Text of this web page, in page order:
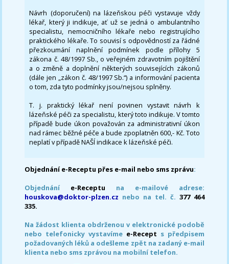
Návrh (doporučení) na lázeňskou péči vystavuje vždy
lékař, který ji indikuje, ať už se jedná o ambulantního
specialistu, nemocničního lékaře nebo registrujícího
praktického lékaře. To souvisí s odpovědností za řádné
přezkoumání naplnění podmínek podle přílohy 5
zákona č. 48/1997 Sb., o veřejném zdravotním pojištění
a o změně a doplnění některých souvisejících zákonů
(dále jen „zákon č. 48/1997 Sb.“) a informování pacienta
o tom, zda tyto podmínky jsou/nejsou splněny.
T. j. praktický lékař není povinen vystavit návrh k
lázeňské péči za specialistu, který toto indikuje. V tomto
případě bude úkon považován za administrativní úkon
nad rámec běžné péče a bude zpoplatněn 600,- Kč. Toto
neplatí v případě NAŠÍ indikace k lázeňské péči.
Objednání e-Receptu přes e-mail nebo sms zprávu:
Objednání e-Receptu na e-mailové adrese:
houskova@doktor-plzen.cz nebo na tel. č. 377 464
335.
Na žádost klienta obdrženou v elektronické podobě
nebo telefonicky vystavíme e-Recept s předpisem
požadovaných léků a odešleme zpět na zadaný e-mail
klienta nebo sms zprávou na mobilní telefon.